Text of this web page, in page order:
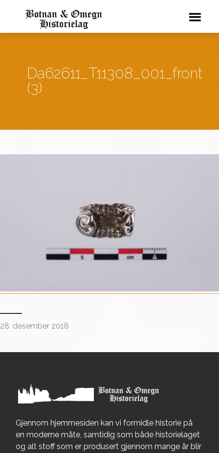
Da62611_T11308_001_front
(3)
28. desember 2018
Gjennom hjemmesiden kan vi formidle historie på
en moderne måte, samtidig som både historielaget
og alt stoff som er produsert gjennom mange år blir